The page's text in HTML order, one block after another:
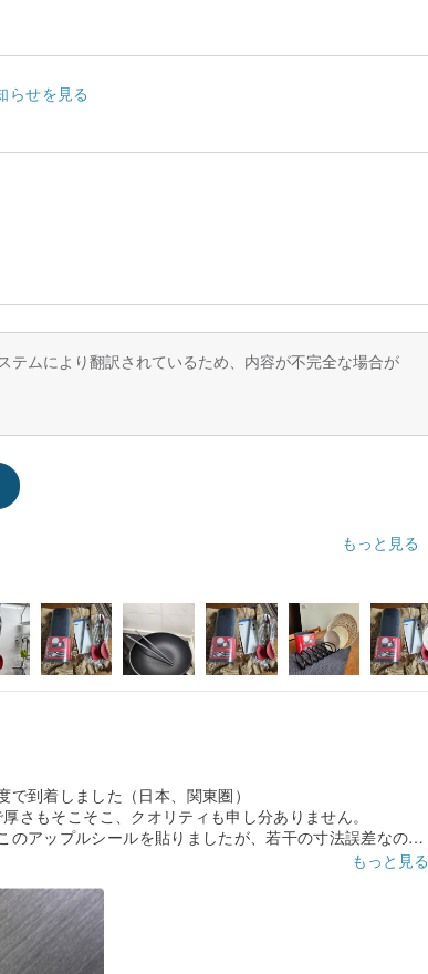
らせを見る
テムにより翻訳されているため、内容が不完全な場合が
もっと見る
到着しました（日本、関東圏）
さもそこそこ、クオリティも申し分ありません。
アップルシールを貼りましたが、若干の寸法誤差なのか
もっと見る